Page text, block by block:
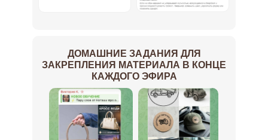
ДОМАШНИЕ ЗАДАНИЯ ДЛЯ
ЗАКРЕПЛЕНИЯ МАТЕРИАЛА В КОНЦЕ
КАЖДОГО ЭФИРА